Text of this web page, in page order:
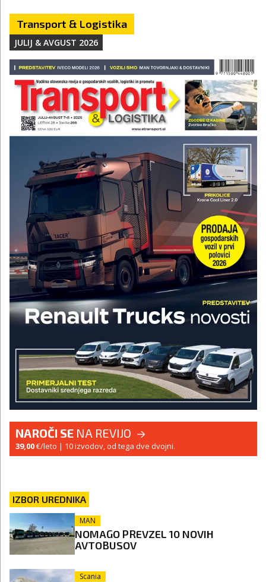
Transport & Logistika
JULIJ & AVGUST 2026
NAROČI SE NA REVIJO
39,00€/leto | 10 izvodov, od tega dve dvojni.
IZBOR UREDNIKA
MAN
NOMAGO PREVZEL 10 NOVIH
AVTOBUSOV
Scania